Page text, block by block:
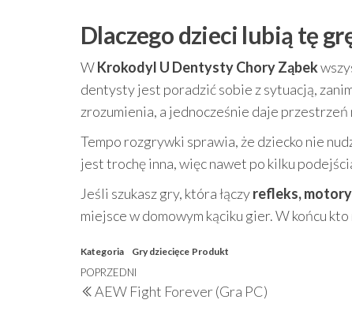
Dlaczego dzieci lubią tę
WKrokodyl U Dentysty Chory Ząbek
dentysty jest poradzić sobie z sytuacją,
zrozumienia, a jednocześnie daje przestrzeń
Tempo rozgrywki sprawia, że dziecko nie
jest trochę inna, więc nawet po kilku
Jeśli szukasz gry, która łączyrefleks,
miejsce w domowym kąciku gier. W końcu
Kategoria Gry dziecięce Produkt
Nawigacja
wpisu
Poprzedni
wpis
POPRZEDNI
AEW Fight Forever (Gra PC)